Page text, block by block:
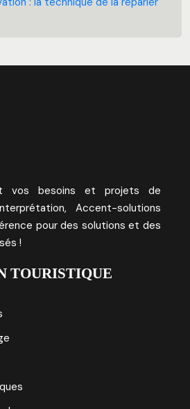
vos besoins et projets de
Accent-solutions
pour des solutions et des
!
TOURISTIQUE